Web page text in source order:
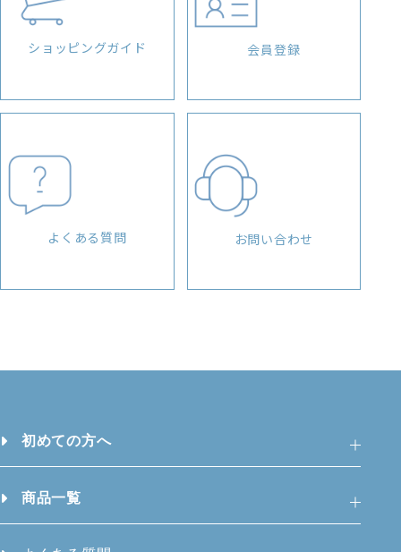
ショッピングガイド 会員登録
よくある質問 お問い合わせ
初めての方へ
商品一覧